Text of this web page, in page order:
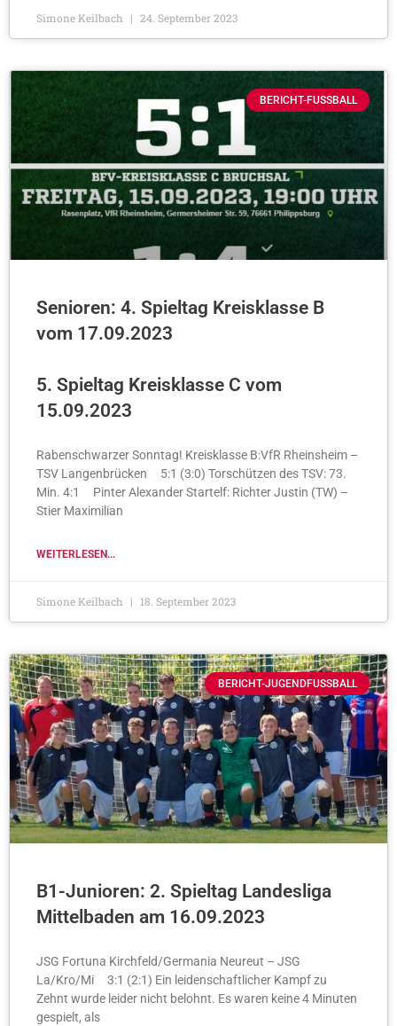
Simone Keilbach 24. September 2023
BERICHT-FUSSBALL
Senioren: 4. Spieltag Kreisklasse B
vom 17.09.2023
5. Spieltag Kreisklasse C vom
15.09.2023
Rabenschwarzer Sonntag! Kreisklasse B:VfR Rheinsheim –
TSV Langenbrücken 5:1 (3:0) Torschützen des TSV: 73.
Min. 4:1 Pinter Alexander Startelf: Richter Justin (TW) –
Stier Maximilian
WEITERLESEN...
Simone Keilbach 18. September 2023
BERICHT-JUGENDFUSSBALL
B1-Junioren: 2. Spieltag Landesliga
Mittelbaden am 16.09.2023
JSG Fortuna Kirchfeld/Germania Neureut – JSG
La/Kro/Mi 3:1 (2:1) Ein leidenschaftlicher Kampf zu
Zehnt wurde leider nicht belohnt. Es waren keine 4 Minuten
gespielt, als